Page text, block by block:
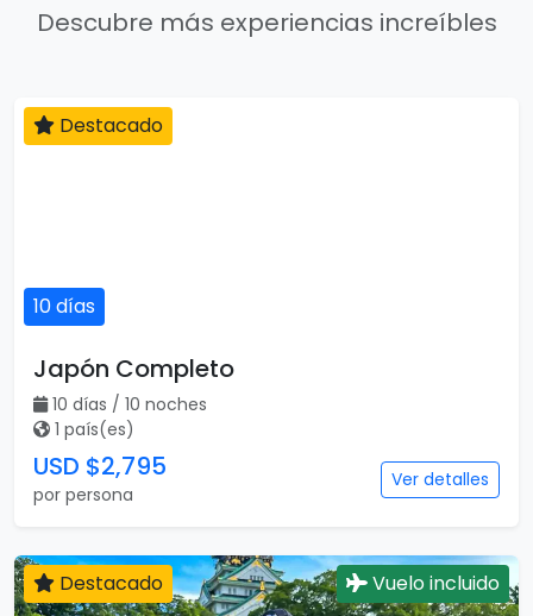
Descubre más experiencias increíbles
10 días
Destacado
Japón Completo
10 días / 10 noches
1 país(es)
USD $2,795
por persona
Ver detalles
Destacado Vuelo incluido